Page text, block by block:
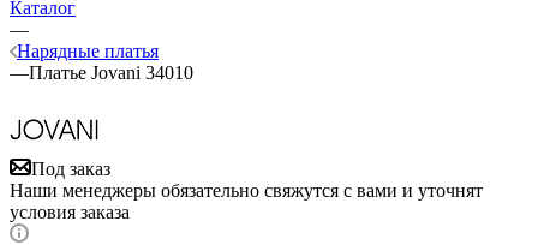
Каталог
—
Нарядные платья
—Платье Jovani 34010
Под заказ
Наши менеджеры обязательно свяжутся с вами и уточнят
условия заказа